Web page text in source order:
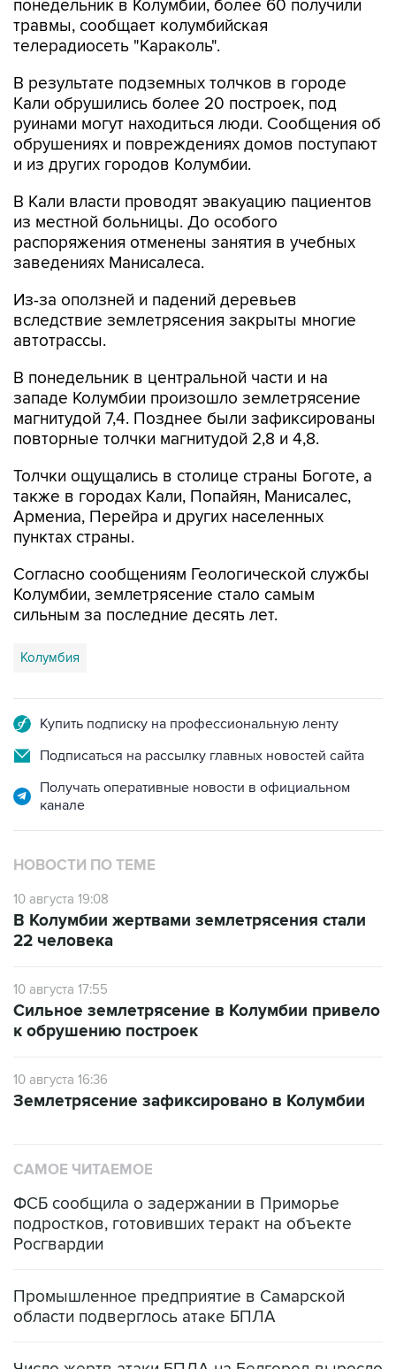
понедельник в Колумбии, более 60 получили
травмы, сообщает колумбийская
телерадиосеть "Караколь".
В результате подземных толчков в городе
Кали обрушились более 20 построек, под
руинами могут находиться люди. Сообщения об
обрушениях и повреждениях домов поступают
и из других городов Колумбии.
В Кали власти проводят эвакуацию пациентов
из местной больницы. До особого
распоряжения отменены занятия в учебных
заведениях Манисалеса.
Из-за оползней и падений деревьев
вследствие землетрясения закрыты многие
автотрассы.
В понедельник в центральной части и на
западе Колумбии произошло землетрясение
магнитудой 7,4. Позднее были зафиксированы
повторные толчки магнитудой 2,8 и 4,8.
Толчки ощущались в столице страны Боготе, а
также в городах Кали, Попайян, Манисалес,
Армениа, Перейра и других населенных
пунктах страны.
Согласно сообщениям Геологической службы
Колумбии, землетрясение стало самым
сильным за последние десять лет.
Колумбия
Купить подписку на профессиональную ленту
Подписаться на рассылку главных новостей сайта
Получать оперативные новости в официальном
канале
НОВОСТИ ПО ТЕМЕ
10 августа 19:08
В Колумбии жертвами землетрясения стали
22 человека
10 августа 17:55
Сильное землетрясение в Колумбии привело
к обрушению построек
10 августа 16:36
Землетрясение зафиксировано в Колумбии
САМОЕ ЧИТАЕМОЕ
ФСБ сообщила о задержании в Приморье
подростков, готовивших теракт на объекте
Росгвардии
Промышленное предприятие в Самарской
области подверглось атаке БПЛА